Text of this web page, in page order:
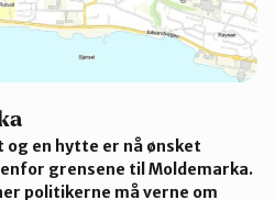
og en hytte er nå ønsket
grensene til Moldemarka.
politikerne må verne om